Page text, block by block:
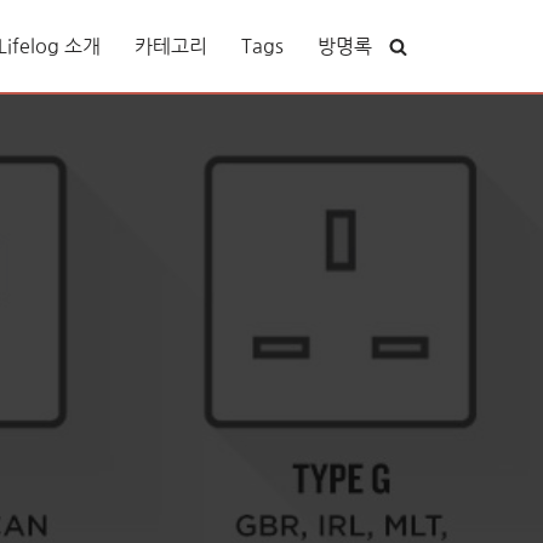
소개 카테고리 Tags 방명록